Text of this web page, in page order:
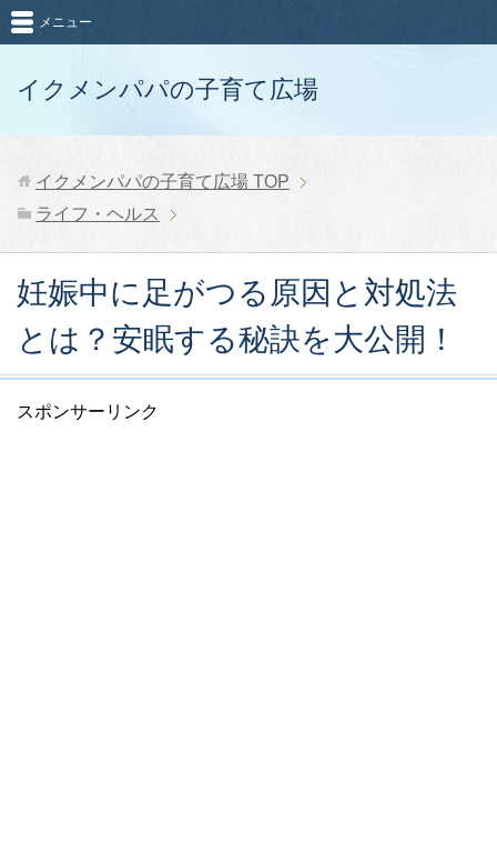
イクメンパパの子育て広場
メニュー
イクメンパパの子育て広場 TOP
ライフ・ヘルス
妊娠中に足がつる原因と対処法
とは？安眠する秘訣を大公開！
スポンサーリンク